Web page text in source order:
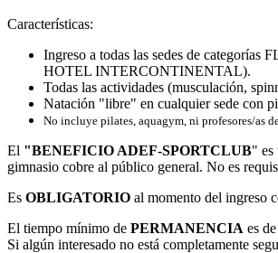
Características:
Ingreso a todas las sedes de
HOTEL INTERCONTINENTAL).
Todas las actividades (musculación,
Natación "libre" en cualquier sede con
No incluye pilates, aquagym, ni profesores/as
El "BENEFICIO ADEF-SPORTCLUB" es
gimnasio cobre al público general. No es
Es OBLIGATORIO al momento del ingreso
El tiempo mínimo de PERMANENCIA es
Si algún interesado no está completamente